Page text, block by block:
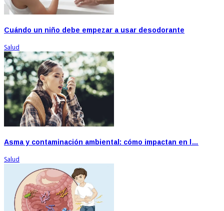
Cuándo un niño debe empezar a usar desodorante
Salud
Asma y contaminación ambiental: cómo impactan en l…
Salud